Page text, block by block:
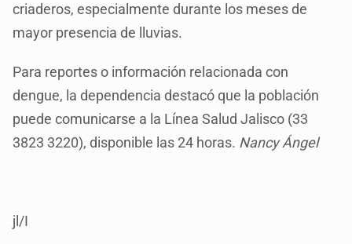
criaderos, especialmente durante los meses de
mayor presencia de lluvias.
Para reportes o información relacionada con
dengue, la dependencia destacó que la población
puede comunicarse a la Línea Salud Jalisco (33
3823 3220), disponible las 24 horas. Nancy Ángel
jl/I